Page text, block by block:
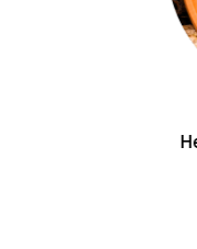
Resistant Biopolymer